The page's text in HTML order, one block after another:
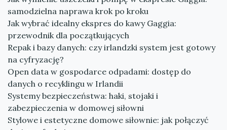
samodzielna naprawa krok po kroku
Jak wybrać idealny ekspres do kawy Gaggia:
przewodnik dla początkujących
Repak i bazy danych: czy irlandzki system jest gotowy
na cyfryzację?
Open data w gospodarce odpadami: dostęp do
danych o recyklingu w Irlandii
Systemy bezpieczeństwa: haki, stojaki i
zabezpieczenia w domowej siłowni
Stylowe i estetyczne domowe siłownie: jak połączyć